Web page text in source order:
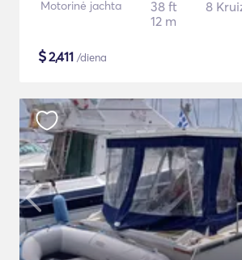
Motorinė jachta
38 ft
12 m
8
$2,411 /diena